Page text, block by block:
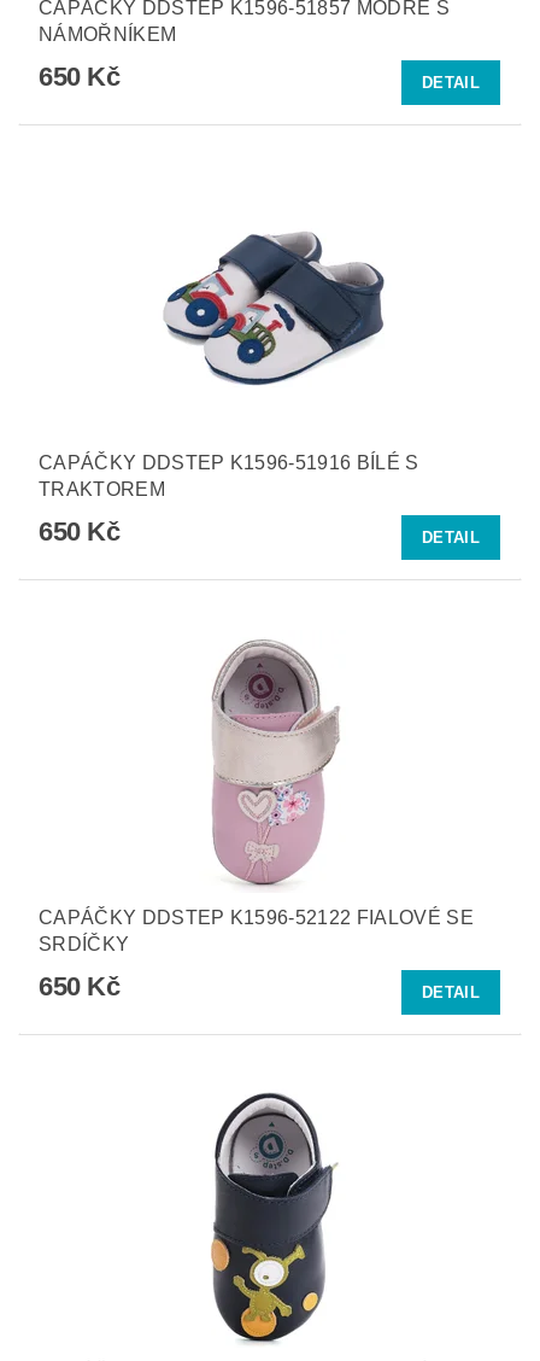
CAPÁČKY DDSTEP K1596-51857 MODRÉ S
NÁMOŘNÍKEM
650 Kč DETAIL
CAPÁČKY DDSTEP K1596-51916 BÍLÉ S
TRAKTOREM
650 Kč DETAIL
CAPÁČKY DDSTEP K1596-52122 FIALOVÉ SE
SRDÍČKY
650 Kč DETAIL